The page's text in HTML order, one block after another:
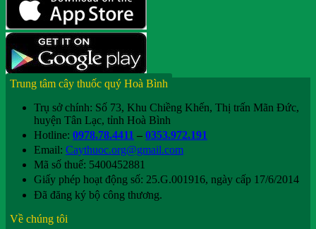
Trung tâm cây thuốc quý Hoà Bình
Trụ sở chính: Số 73, Khu Chiềng Khến, Thị trấn Mãn Đức,
huyện Tân Lạc, tỉnh Hoà Bình
Hotline: 0978.78.4411 – 0353.972.191
Email: Caythuoc.org@gmail.com
Mã số thuế: 5400452881
Giấy phép hoạt động số: 25.G.001916, ngày cấp 17/6/2014
Đã đăng ký bộ công thương.
Về chúng tôi